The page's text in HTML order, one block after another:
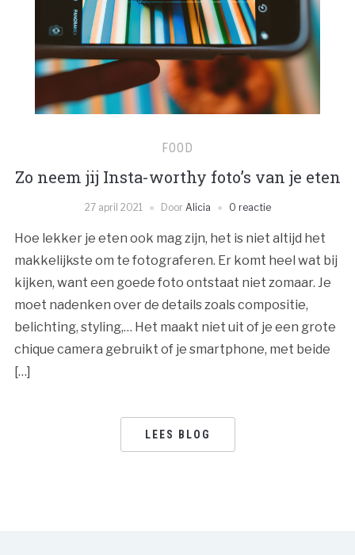
FOOD
Zo neem jij Insta-worthy foto’s van je eten
27 april 2021 Door Alicia 0 reactie
Hoe lekker je eten ook mag zijn, het is niet altijd het
makkelijkste om te fotograferen. Er komt heel wat bij
kijken, want een goede foto ontstaat niet zomaar. Je
moet nadenken over de details zoals compositie,
belichting, styling,… Het maakt niet uit of je een grote
chique camera gebruikt of je smartphone, met beide
[…]
LEES BLOG